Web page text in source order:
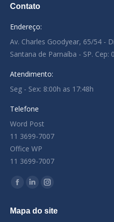
Contato
Endereço:
Av. Charles Goodyear, 65/54 -
Santana de Parnaíba - SP. Cep:
Atendimento:
Seg - Sex: 8:00h as 17:48h
Telefone
Word Post
11 3699-7007
Office WP
11 3699-7007
Encontre-nos em:
Facebook
opens
Linkedin
opens
Instagram
opens
Mapa do site